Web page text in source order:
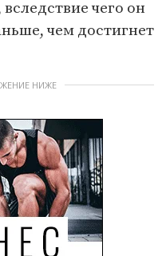
чего он
чем достигнет
НИЖЕ